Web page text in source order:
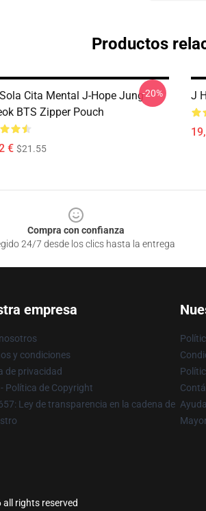
Productos
Cita Mental J-Hope Jung
BTS Zipper Pouch
€ $21.55
-20% J
Compra con confianza
24/7 desde los clics hasta la entrega
empresa
y condiciones
de privacidad
- Política de Copyright
Ley de transparencia en la cadena de
rights reserved